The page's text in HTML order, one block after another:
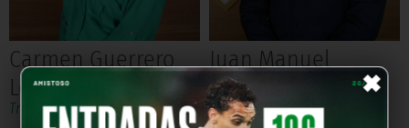
×
Carmen Guerrero
León
Trustee
Juan Manuel
Ortega Pareja
Trustee